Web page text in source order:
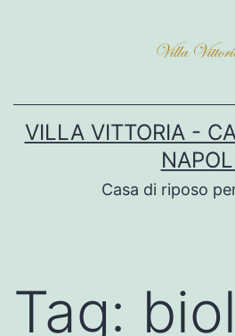
VILLA VITTORIA -
Casa di riposo
Tag: